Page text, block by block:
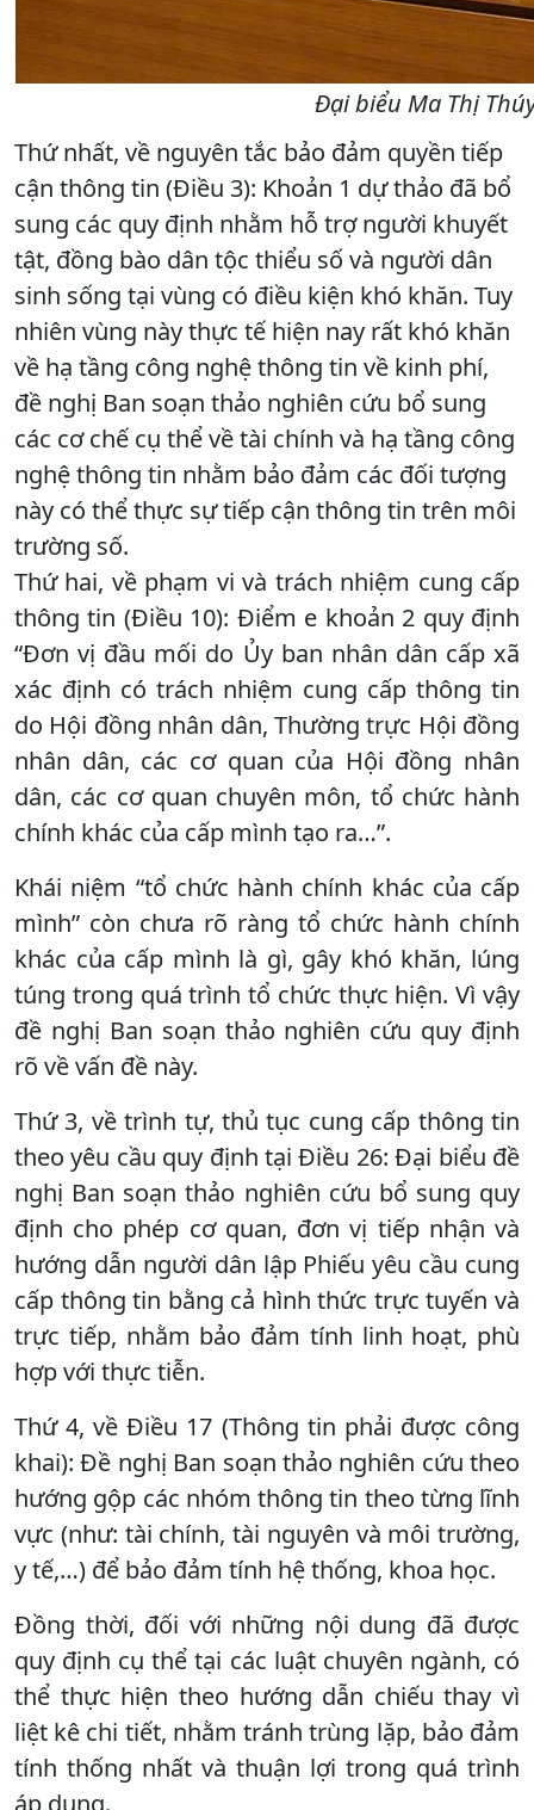
Đại biểu Ma Thị
Thứ nhất, về nguyên tắc bảo đảm quyền tiếp
cận thông tin (Điều 3): Khoản 1 dự thảo đã bổ
sung các quy định nhằm hỗ trợ người khuyết
tật, đồng bào dân tộc thiểu số và người dân
sinh sống tại vùng có điều kiện khó khăn. Tuy
nhiên vùng này thực tế hiện nay rất khó khăn
về hạ tầng công nghệ thông tin về kinh phí,
đề nghị Ban soạn thảo nghiên cứu bổ sung
các cơ chế cụ thể về tài chính và hạ tầng công
nghệ thông tin nhằm bảo đảm các đối tượng
này có thể thực sự tiếp cận thông tin trên môi
trường số.
Thứ hai, về phạm vi và trách nhiệm cung cấp
thông tin (Điều 10): Điểm e khoản 2 quy định
“Đơn vị đầu mối do Ủy ban nhân dân cấp xã
xác định có trách nhiệm cung cấp thông tin
do Hội đồng nhân dân, Thường trực Hội đồng
nhân dân, các cơ quan của Hội đồng nhân
dân, các cơ quan chuyên môn, tổ chức hành
chính khác của cấp mình tạo ra…”.
Khái niệm “tổ chức hành chính khác của cấp
mình” còn chưa rõ ràng tổ chức hành chính
khác của cấp mình là gì, gây khó khăn, lúng
túng trong quá trình tổ chức thực hiện. Vì vậy
đề nghị Ban soạn thảo nghiên cứu quy định
rõ về vấn đề này.
Thứ 3, về trình tự, thủ tục cung cấp thông tin
theo yêu cầu quy định tại Điều 26: Đại biểu đề
nghị Ban soạn thảo nghiên cứu bổ sung quy
định cho phép cơ quan, đơn vị tiếp nhận và
hướng dẫn người dân lập Phiếu yêu cầu cung
cấp thông tin bằng cả hình thức trực tuyến và
trực tiếp, nhằm bảo đảm tính linh hoạt, phù
hợp với thực tiễn.
Thứ 4, về Điều 17 (Thông tin phải được công
khai): Đề nghị Ban soạn thảo nghiên cứu theo
hướng gộp các nhóm thông tin theo từng lĩnh
vực (như: tài chính, tài nguyên và môi trường,
y tế,…) để bảo đảm tính hệ thống, khoa học.
Đồng thời, đối với những nội dung đã được
quy định cụ thể tại các luật chuyên ngành, có
thể thực hiện theo hướng dẫn chiếu thay vì
liệt kê chi tiết, nhằm tránh trùng lặp, bảo đảm
tính thống nhất và thuận lợi trong quá trình
áp dụng.